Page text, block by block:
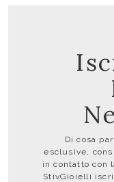
Di cosa
esclusive,
in contatto con
StivGioielli